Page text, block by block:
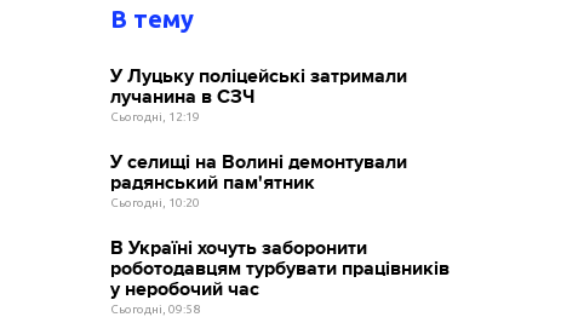
В тему
У Луцьку поліцейські затримали
лучанина в СЗЧ
Сьогодні, 12:19
У селищі на Волині демонтували
радянський пам'ятник
Сьогодні, 10:20
В Україні хочуть заборонити
роботодавцям турбувати працівників
у неробочий час
Сьогодні, 09:58